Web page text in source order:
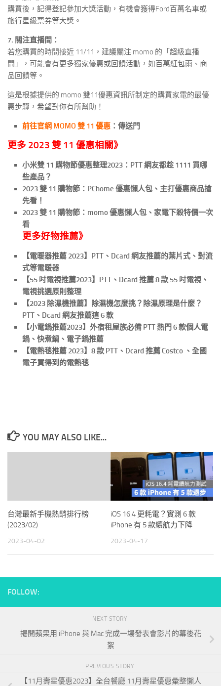
購買後，記得登記參加大獎活動，有機會獲得Ford百萬名車或
旅行星級票券等大獎。
7. 關注直播間：
若您購買的時間接近 11/11，建議關注 momo 的「超級直播
間」，可能會有更多獨家優惠或回饋活動，如百萬紅包雨、商
品回饋等。
這是根據提供的 momo 雙11優惠資訊所制定的購買家電的最優
惠步驟，希望對你有所幫助！
前往官網 MOMO 雙 11 優惠 ：傳送門
更多 2023 雙 11 優惠相關》
小米雙 11 購物節優惠整理2023：PTT 網友都趁 1111 買哪
些產品？
2023 雙 11 購物節：PChome 優惠懶人包、主打優惠商品搶
先看！
2023 雙 11 購物節：momo 優惠懶人包、家電下殺特價一次
看
更多好物推薦》
【電暖器推薦 2023】PTT、Dcard 網友推薦的葉片式、對流
式等電暖器
【55 吋電視推薦2023】PTT、Dcard 推薦 8 款 55 吋電視、
電視挑選原則整理
【2023 除濕機推薦】除濕機怎麼挑？除濕原理是什麼？
PTT、Dcard 網友推薦這 6 款
【小電鍋推薦2023】外宿租屋族必備 PTT 熱門 6 款個人電
鍋、快煮鍋、電子鍋推薦
【電熱毯推薦 2023】8 款 PTT、Dcard 推薦 Costco 、全國
電子買得到的電熱毯
YOU MAY ALSO LIKE...
台灣最新手機熱銷排行榜
(2023/02)
2023-04-02
iOS 16.4 更耗電？實測 6 款
iPhone 有 5 款續航力下降
2023-04-17
FOLLOW:
NEXT STORY
揭開蘋果用 iPhone 與 Mac 完成一場發表會影片的幕後花
絮
PREVIOUS STORY
【11月壽星優惠2023】全台餐廳 11月壽星優惠彙整懶人